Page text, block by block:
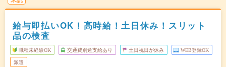
給与即払いOK！高時給！土日休み！スリット
品の検査
職種未経験OK 交通費別途支給あり 土日祝日が休み WEB登録OK
派遣